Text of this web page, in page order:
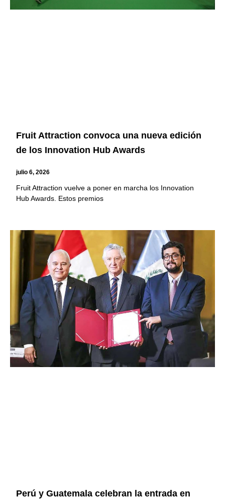
Fruit Attraction convoca una nueva edición
de los Innovation Hub Awards
julio 6, 2026
Fruit Attraction vuelve a poner en marcha los Innovation
Hub Awards. Estos premios
Perú y Guatemala celebran la entrada en